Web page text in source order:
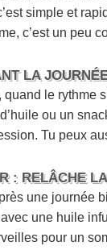
simple et
c’est un peu
LA
quand le rythme
ou un
Tu peux
: RELÂCHE
une journée
une huile
pour un